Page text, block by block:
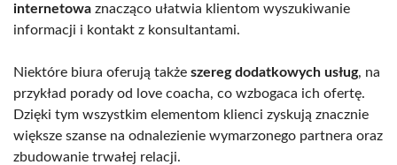
internetowa znacząco ułatwia klientom wyszukiwanie
informacji i kontakt z konsultantami.
Niektóre biura oferują także szereg dodatkowych usług, na
przykład porady od love coacha, co wzbogaca ich ofertę.
Dzięki tym wszystkim elementom klienci zyskują znacznie
większe szanse na odnalezienie wymarzonego partnera oraz
zbudowanie trwałej relacji.